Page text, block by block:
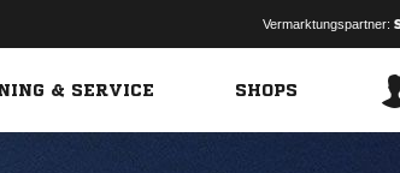
Vermarktungspartner:
& SERVICE SHOPS